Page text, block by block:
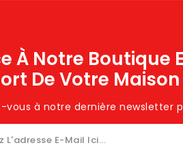
À Notre Boutique
De Votre Maison
vous à notre dernière newsletter